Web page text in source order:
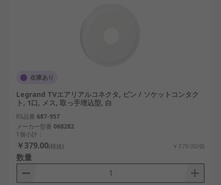
在庫あり
Legrand TVエアリアルコネクタ, ピン / ソケットコンタク
ト, 1口, メス, 取っ手埋込型, 白
RS品番 687-957
メーカー型番 068282
1個小計：
￥379.00(税抜) ￥379.00/個
数量